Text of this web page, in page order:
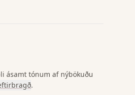
ásamt tónum af nýbökuðu
.